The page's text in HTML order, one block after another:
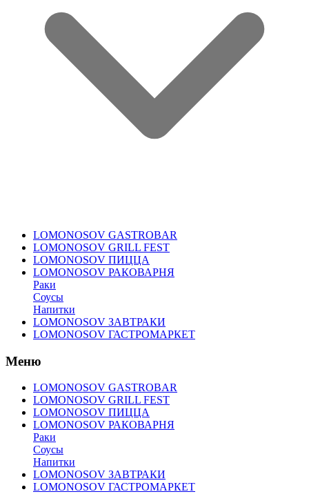
LOMONOSOV GASTROBAR
LOMONOSOV GRILL FEST
LOMONOSOV ПИЦЦА
LOMONOSOV РАКОВАРНЯ
Раки
Соусы
Напитки
LOMONOSOV ЗАВТРАКИ
LOMONOSOV ГАСТРОМАРКЕТ
Меню
LOMONOSOV GASTROBAR
LOMONOSOV GRILL FEST
LOMONOSOV ПИЦЦА
LOMONOSOV РАКОВАРНЯ
Раки
Соусы
Напитки
LOMONOSOV ЗАВТРАКИ
LOMONOSOV ГАСТРОМАРКЕТ